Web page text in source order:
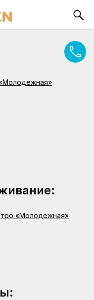
«Молодежная»